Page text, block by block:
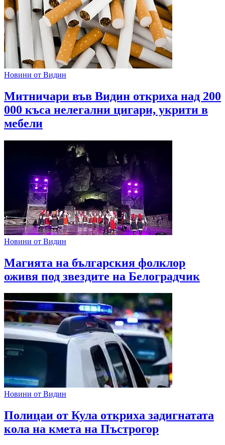
Новини от Видин
Митничари във Видин откриха над 200
000 къса нелегални цигари, укрити в
мебели
Новини от Видин
Магията на българския фолклор
оживя под звездите на Белоградчик
Новини от Видин
Полицаи от Кула откриха задигнатата
кола на кмета на Пъстрогор